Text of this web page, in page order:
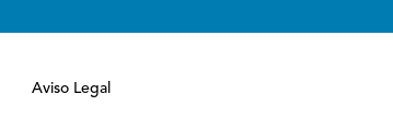
Aviso Legal